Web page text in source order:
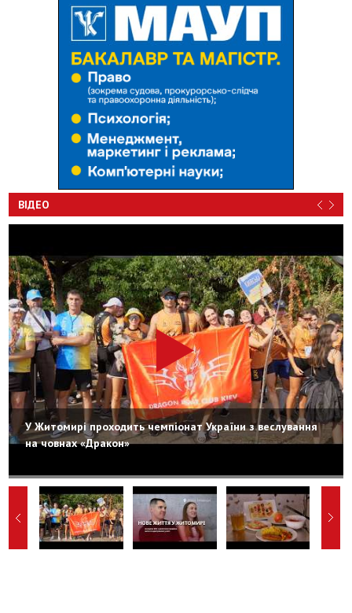
ВІДЕО
У Житомирі проходить чемпіонат України з веслування
на човнах «Дракон»